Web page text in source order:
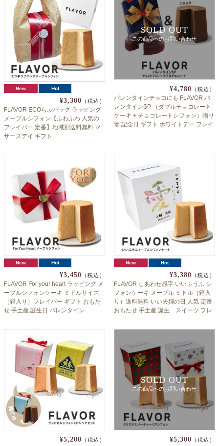
New Hot
¥3,300 （税込）
FLAVOR ECOらぶバック ラッピング
メープルシフォン【ふわふわ 人気の
フレイバー 定番】地域別送料無料 マ
ザーズデイ ギフト
SOLD OUT
この商品へのお問い合わせ
¥4,780 （税込）
バレンタインチョコにも FLAVOR バ
レンタインSP （ダブルチョコレート
ケーキ + チョコレートシフォン）贈り
物 記念日 ギフト ホワイトデー フレイ
New Hot
¥3,450 （税込）
FLAVOR For your heart ラッピング メ
ープルシフォンケーキ ミドルサイズ
（箱入り）フレイバー ギフト おもた
せ 手土産 誕生日 バレンタイン
New Hot
¥3,380 （税込）
FLAVOR しあわせ感字 いいふうふ シ
フォンケーキ メープル ミドル（箱入
り）送料無料 いい夫婦の日 人気 定番
おもたせ 手土産 誕生 スイーツ フレ
¥5,200 （税込）
SOLD OUT
この商品へのお問い合わせ
¥5,300 （税込）